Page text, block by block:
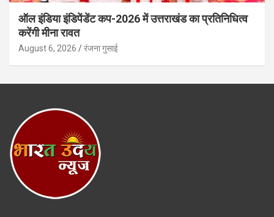
ऑल इंडिया इंडिपेंडेंट कप-2026 में उत्तराखंड का प्रतिनिधित्व
करेंगी मीना रावत
August 6, 2026 रंजना गुसाई